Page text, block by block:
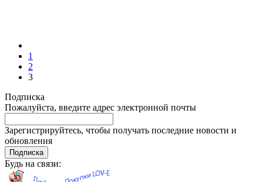
1
2
3
Подписка
Пожалуйста, введите адрес электронной почты
Зарегистрируйтесь, чтобы получать последние новости и
обновления
Подписка
Будь на связи: